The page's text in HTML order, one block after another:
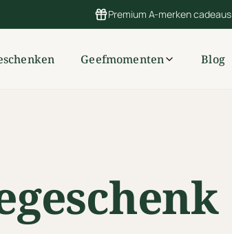
Premium A-merken cadeaus
Geefmomenten Blog